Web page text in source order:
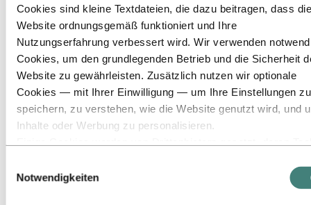
Cookies sind kleine Textdateien, die dazu beitragen, dass die
Website ordnungsgemäß funktioniert und Ihre
Nutzungserfahrung verbessert wird. Wir verwenden
Cookies, um den grundlegenden Betrieb und die Sicherheit
Website zu gewährleisten. Zusätzlich nutzen wir optionale
Cookies — mit Ihrer Einwilligung — um Ihre Einstellungen zu
speichern, zu verstehen, wie die Website genutzt wird, und
Inhalte oder Werbung zu personalisieren.
Diese Drittanbieter können die Informationen, die sie über
Notwendigkeiten
Nachhaltigkeit
Operative Exzellenz
Personalwesen
Portfoliomanagement und Handel
Produktion
Projektmanagement
Recht
Strategie und Geschäftsentwicklung
Supply Chain Management
Vertrieb und Marketing
Karriere